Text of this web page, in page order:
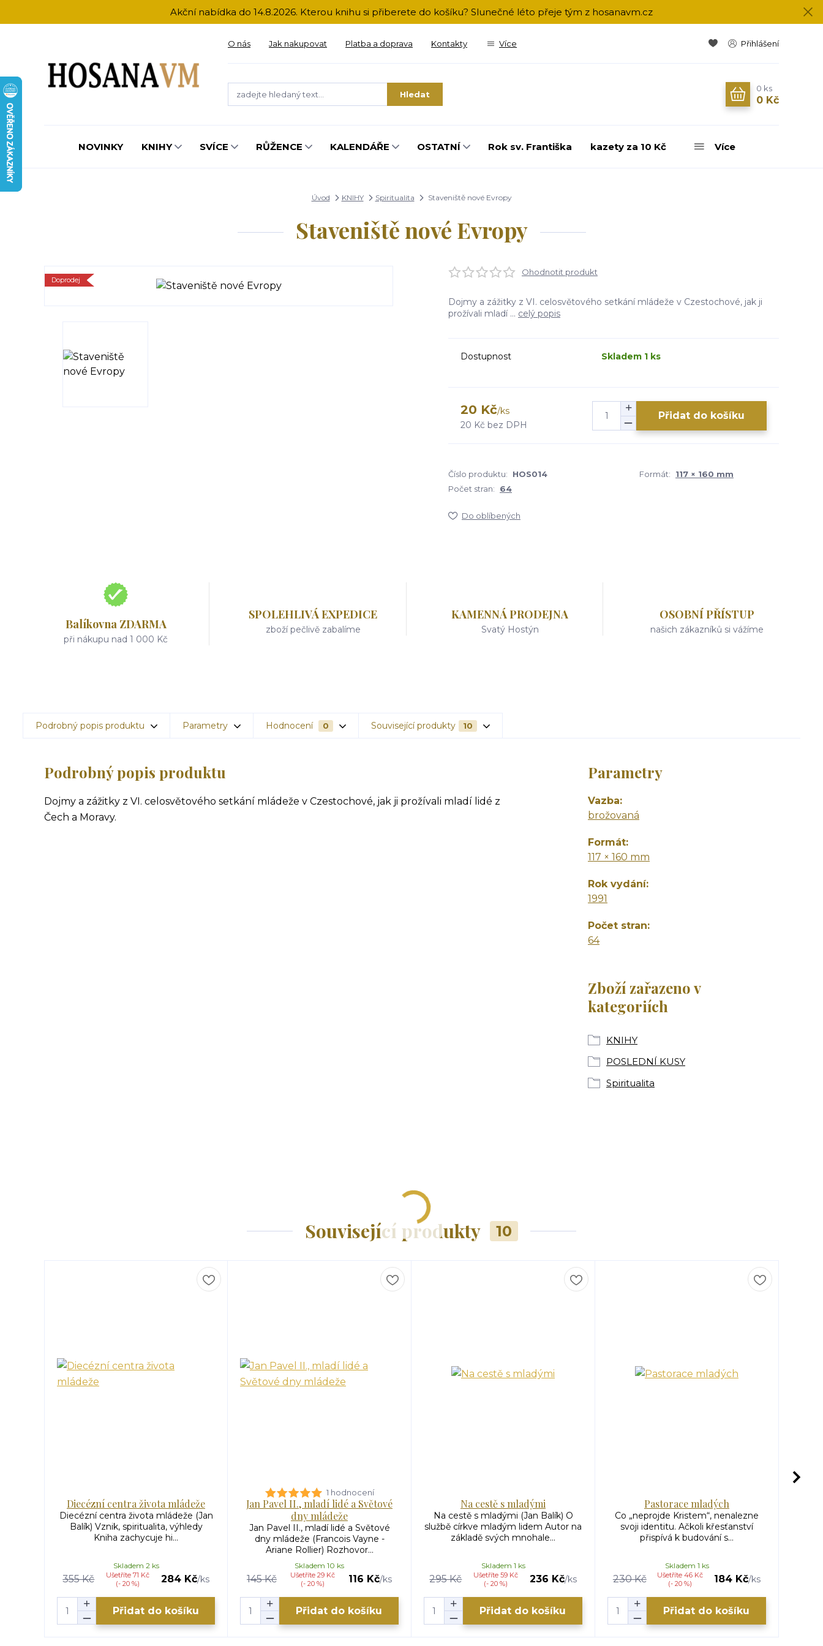
Akční nabídka do 14.8.2026. Kterou knihu si přiberete do košíku? Slunečné léto přeje tým z hosanavm.cz
O nás Jak nakupovat Platba a doprava Kontakty Více Přihlášení
Hledat
0 ks
0 Kč
NOVINKY KNIHY SVÍCE RŮŽENCE KALENDÁŘE OSTATNÍ Rok sv. Františka kazety za 10 Kč Více
Úvod KNIHY Spiritualita Staveniště nové Evropy
Staveniště nové Evropy
Doprodej
Ohodnotit produkt
Dojmy a zážitky z VI. celosvětového setkání mládeže v Czestochové, jak ji
prožívali mladí ... celý popis
Dostupnost Skladem 1 ks
20 Kč/ks
20 Kč bez DPH
Přidat do košíku
Číslo produktu: HOS014 Formát:
117 × 160 mm
Počet stran:
64
Do oblíbených
Balíkovna ZDARMA
při nákupu nad 1 000 Kč
SPOLEHLIVÁ EXPEDICE
zboží pečlivě zabalíme
KAMENNÁ PRODEJNA
Svatý Hostýn
OSOBNÍ PŘÍSTUP
našich zákazníků si vážíme
Podrobný popis produktu Parametry Hodnocení 0 Související produkty 10
Podrobný popis produktu
Dojmy a zážitky z VI. celosvětového setkání mládeže v Czestochové, jak ji prožívali mladí lidé z
Čech a Moravy.
Parametry
Vazba
brožovaná
Formát
117 × 160 mm
Rok vydání
1991
Počet stran
64
Zboží zařazeno v
kategoriích
KNIHY
POSLEDNÍ KUSY
Spiritualita
Související produkty 10
Diecézní centra života mládeže
Diecézní centra života mládeže (Jan
Balík) Vznik, spiritualita, výhledy
Kniha zachycuje hi...
355 Kč
Ušetříte 71 Kč
(- 20 %)
284 Kč/ks
Skladem 2 ks
Přidat do košíku
1 hodnocení
Jan Pavel II., mladí lidé a Světové
dny mládeže
Jan Pavel II., mladí lidé a Světové
dny mládeže (Francois Vayne -
Ariane Rollier) Rozhovor...
145 Kč
Ušetříte 29 Kč
(- 20 %)
116 Kč/ks
Skladem 10 ks
Přidat do košíku
Na cestě s mladými
Na cestě s mladými (Jan Balík) O
službě církve mladým lidem Autor na
základě svých mnohale...
295 Kč
Ušetříte 59 Kč
(- 20 %)
236 Kč/ks
Skladem 1 ks
Přidat do košíku
Pastorace mladých
Co „neprojde Kristem“, nenalezne
svoji identitu. Ačkoli křesťanství
přispívá k budování s...
230 Kč
Ušetříte 46 Kč
(- 20 %)
184 Kč/ks
Skladem 1 ks
Přidat do košíku